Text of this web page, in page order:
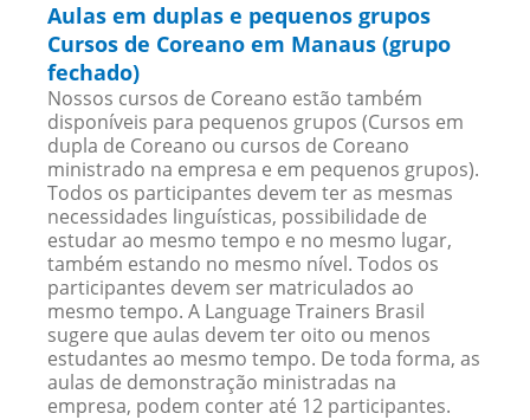
Aulas em duplas e pequenos grupos
Cursos de Coreano em Manaus (grupo
fechado)
Nossos cursos de Coreano estão também
disponíveis para pequenos grupos (Cursos em
dupla de Coreano ou cursos de Coreano
ministrado na empresa e em pequenos grupos).
Todos os participantes devem ter as mesmas
necessidades linguísticas, possibilidade de
estudar ao mesmo tempo e no mesmo lugar,
também estando no mesmo nível. Todos os
participantes devem ser matriculados ao
mesmo tempo. A Language Trainers Brasil
sugere que aulas devem ter oito ou menos
estudantes ao mesmo tempo. De toda forma, as
aulas de demonstração ministradas na
empresa, podem conter até 12 participantes.